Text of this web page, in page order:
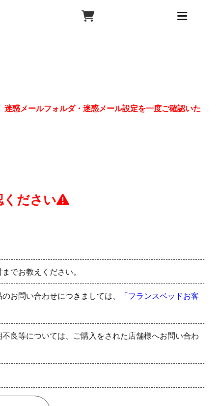
惑メールフォルダ・迷惑メール設定を一度ご確認いた
ください
でお教えください。
お問い合わせにつきましては、 「フランスベッドお客
良等については、ご購入をされた店舗様へお問い合わ